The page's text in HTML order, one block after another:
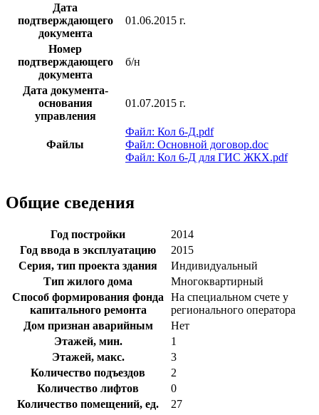
Дата
подтверждающего
документа
01.06.2015 г.
Номер
подтверждающего
документа
б/н
Дата документа-
основания
управления
01.07.2015 г.
Файлы
Файл: Кол 6-Д.pdf
Файл: Основной договор.doc
Файл: Кол 6-Д для ГИС ЖКХ.pdf
Общие сведения
Год постройки
2014
Год ввода в эксплуатацию
2015
Серия, тип проекта здания
Индивидуальный
Тип жилого дома
Многоквартирный
Способ формирования фонда
капитального ремонта
На специальном счете у
регионального оператора
Дом признан аварийным
Нет
Этажей, мин.
1
Этажей, макс.
3
Количество подъездов
2
Количество лифтов
0
Количество помещений, ед.
27